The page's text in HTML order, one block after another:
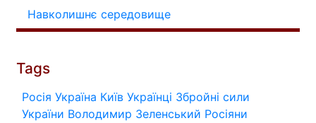
Навколишнє середовище
Tags
Росія Україна Київ Українці Збройні сили
України Володимир Зеленський Росіяни